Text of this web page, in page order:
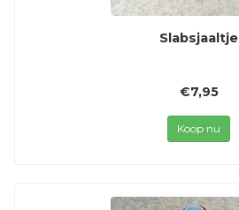
Slabsjaaltje
€7,95
Koop nu